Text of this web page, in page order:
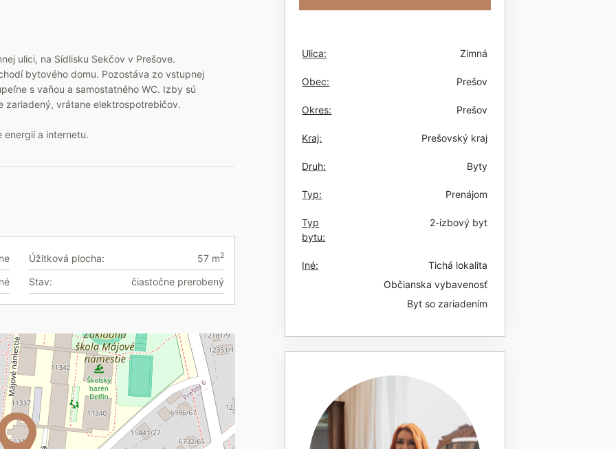
ulici, na Sídlisku Sekčov v Prešove.
bytového domu. Pozostáva zo vstupnej
s vaňou a samostatného WC. Izby sú
zariadený, vrátane elektrospotrebičov.
energií a internetu.
Úžitková plocha: 57 m2
Stav: čiastočne prerobený
Ulica: Zimná
Obec: Prešov
Okres: Prešov
Kraj: Prešovský kraj
Druh: Byty
Typ: Prenájom
Typ
bytu:
2-izbový byt
Iné:
Tichá lokalita
Občianska vybavenosť
Byt so zariadením